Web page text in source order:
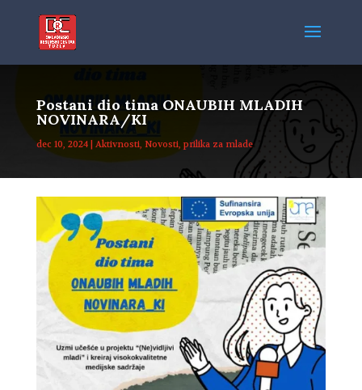
Postani dio tima ONAUBIH MLADIH
NOVINARA/KI
dec 10, 2024| Aktivnosti, Novosti, prilika za mlade